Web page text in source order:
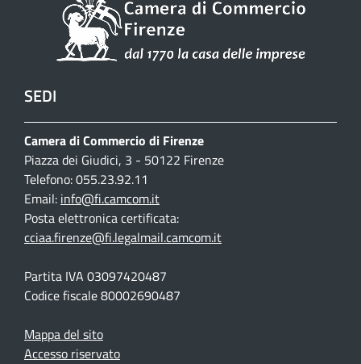
SEDI
Camera di Commercio di Firenze
Piazza dei Giudici, 3 - 50122 Firenze
Telefono: 055.23.92.11
Email: info@fi.camcom.it
Posta elettronica certificata:
cciaa.firenze@fi.legalmail.camcom.it
Partita IVA 03097420487
Codice fiscale 80002690487
Mappa del sito
Accesso riservato